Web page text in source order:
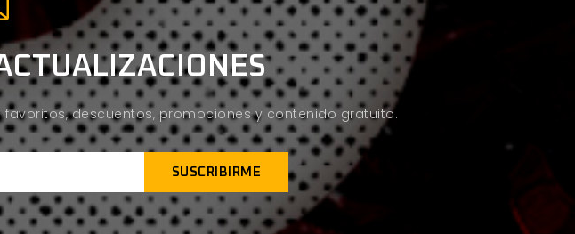
descuentos, promociones y contenido gratuito.